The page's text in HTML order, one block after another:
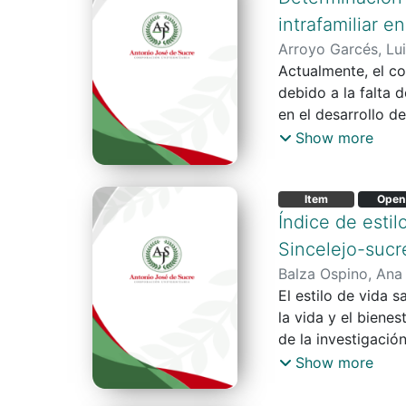
cuenta que la
encontró que 26
participantes en
51 meses de
Attachment Q-
cuidador
del apego en la
más alto que la
son las que se
ocupación del
características
intrafamiliar
Arroyo Garcés,
Actualmente, el
debido a la falta
en el desarrollo
manifiesta que,
determinar la
ciudad de
una población de
Sincelejo, Sucre
escala CRAFFT,
Obteniendo que
que el 69% de la
anteriormente
Show more
Item
Índice de
Sincelejo-
Balza Ospino,
El estilo de vida
la vida y el
de la
educación
Show more